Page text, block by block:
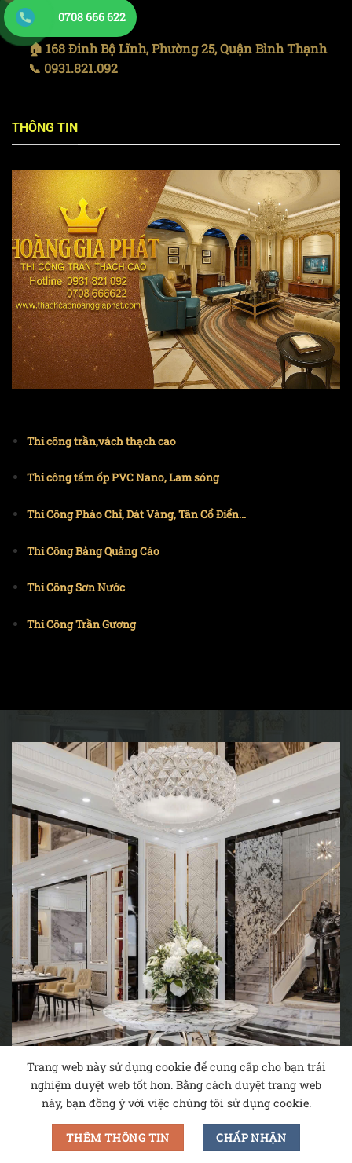
Dương
📞 0708.666622
🏠 168 Đinh Bộ Lĩnh, Phường 25, Quận Bình Thạnh
📞 0931.821.092
THÔNG TIN
Thi công trần,vách thạch cao
Thi công tấm ốp PVC Nano, Lam sóng
Thi Công Phào Chỉ, Dát Vàng, Tân Cổ Điển...
Thi Công Bảng Quảng Cáo
Thi Công Sơn Nước
Thi Công Trần Gương
0708 666 622
Trang web này sử dụng cookie để cung cấp cho bạn trải
nghiệm duyệt web tốt hơn. Bằng cách duyệt trang web
này, bạn đồng ý với việc chúng tôi sử dụng cookie.
THÊM THÔNG TIN CHẤP NHẬN